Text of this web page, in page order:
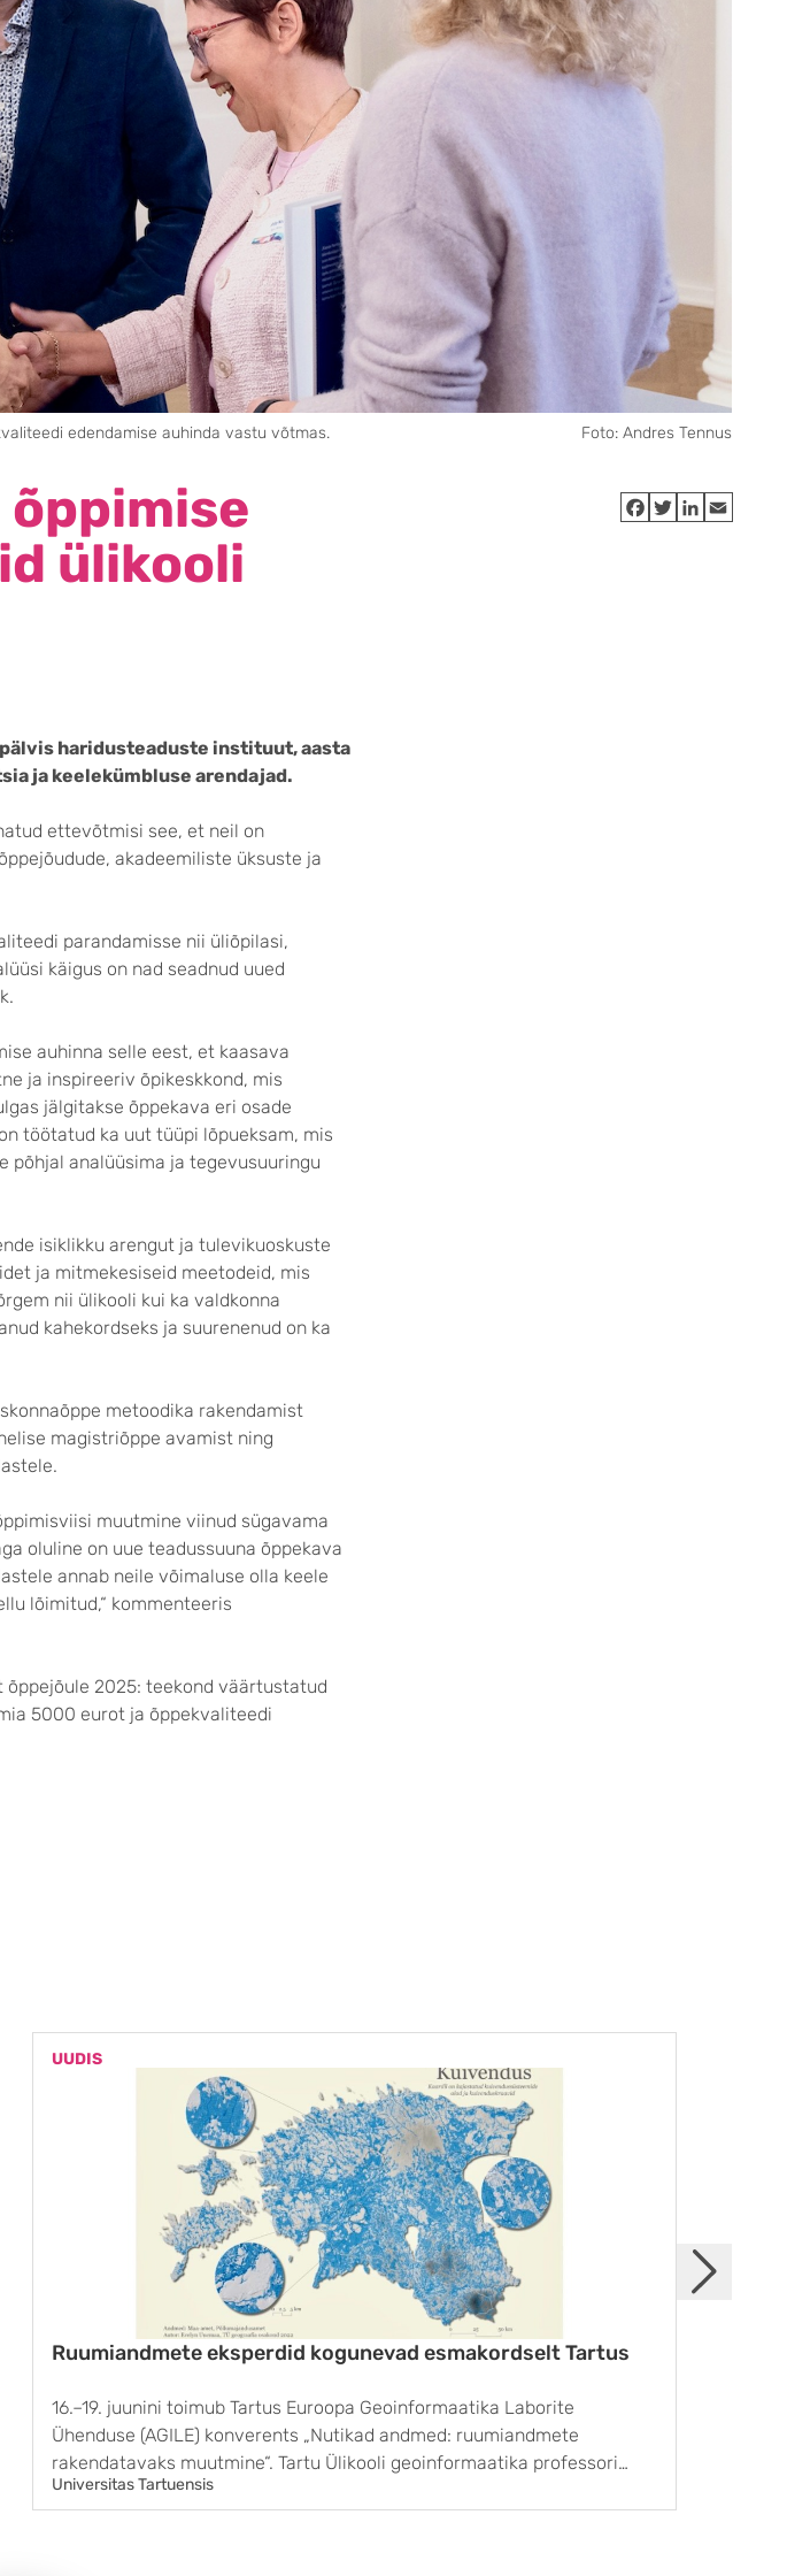
edendamise auhinda vastu võtmas. Foto: Andres Tennus
õppimise
ülikooli
haridusteaduste instituut, aasta
ja keelekümbluse arendajad.
ettevõtmisi see, et neil on
akadeemiliste üksuste ja
parandamisse nii üliõpilasi,
käigus on nad seadnud uued
auhinna selle eest, et kaasava
ja inspireeriv õpikeskkond, mis
jälgitakse õppekava eri osade
töötatud ka uut tüüpi lõpueksam, mis
põhjal analüüsima ja tegevusuuringu
isiklikku arengut ja tulevikuoskuste
ja mitmekesiseid meetodeid, mis
nii ülikooli kui ka valdkonna
kahekordseks ja suurenenud on ka
metoodika rakendamist
magistriõppe avamist ning
muutmine viinud sügavama
oluline on uue teadussuuna õppekava
annab neile võimaluse olla keele
lõimitud,“ kommenteeris
õppejõule 2025: teekond väärtustatud
5000 eurot ja õppekvaliteedi
UUDIS
Ruumiandmete eksperdid kogunevad esmakordselt Tartus
16.–19. juunini toimub Tartus Euroopa Geoinformaatika Laborite
Ühenduse (AGILE) konverents „Nutikad andmed: ruumiandmete
rakendatavaks muutmine“. Tartu Ülikooli geoinformaatika professori
Evelyn Uuemaa sõnul kogutakse praegu ruumiandmeid mobiilseadmete,
satelliitide ja mitmesuguste sensorite abil rohkem kui kunagi varem.
Universitas Tartuensis